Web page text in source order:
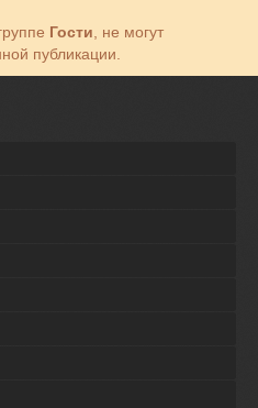
Гости, не могут
публикации.